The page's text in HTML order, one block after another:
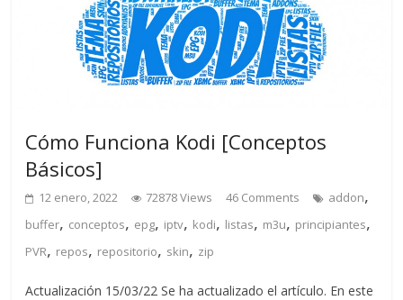
Cómo Funciona Kodi [Conceptos
Básicos]
12 enero, 2022 72878 Views 46 Comments addon,
buffer, conceptos, epg, iptv, kodi, listas, m3u, principiantes,
PVR, repos, repositorio, skin, zip
Actualización 15/03/22 Se ha actualizado el artículo. En este